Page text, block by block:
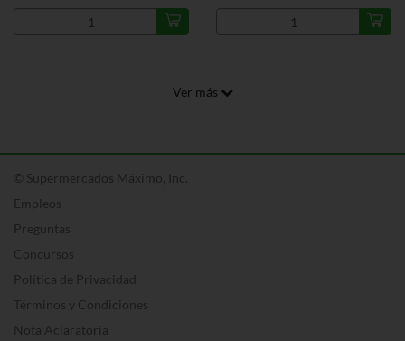
Ver más
© Supermercados Máximo, Inc.
Empleos
Preguntas
Concursos
Política de Privacidad
Términos y Condiciones
Nota Aclaratoria